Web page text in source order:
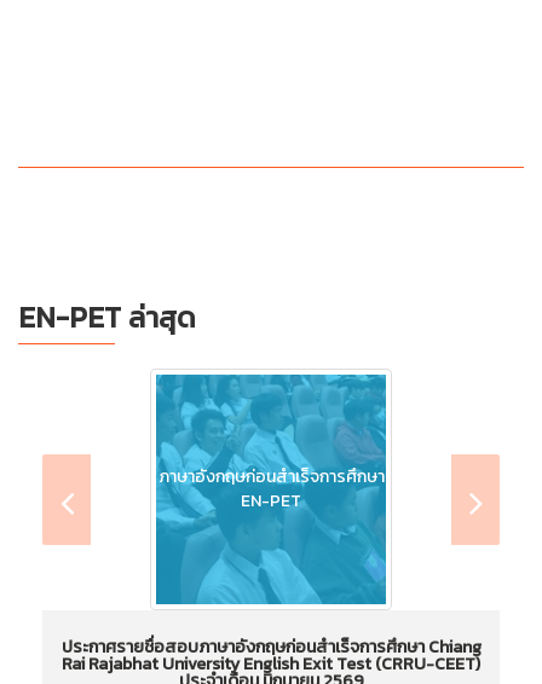
EN-PET ล่าสุด
ภาษาอังกฤษก่อนสำเร็จการศึกษา
EN-PET
ประกาศรายชื่อสอบภาษาอังกฤษก่อนสำเร็จการศึกษา Chiang
Rai Rajabhat University English Exit Test (CRRU-CEET)